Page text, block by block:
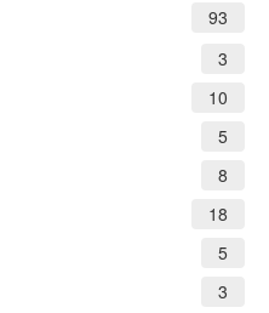
93
3
10
5
8
18
5
3